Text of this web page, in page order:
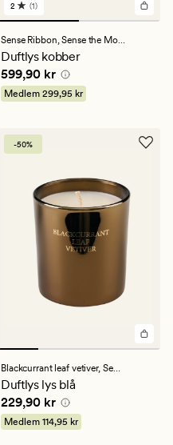
1
anmeldelser
med
en
gjennomsnittlig
vurdering
på
2
2 (1)
Sense Ribbon,Sense the Moment
Duftlys kobber
Pris 599,90 kr
599,90 kr
Medlem 299,95 kr
-50%
Blackcurrant leaf vetiver, Sense the Moment
Duftlys lys blå
Pris 229,90 kr
229,90 kr
Medlem 114,95 kr